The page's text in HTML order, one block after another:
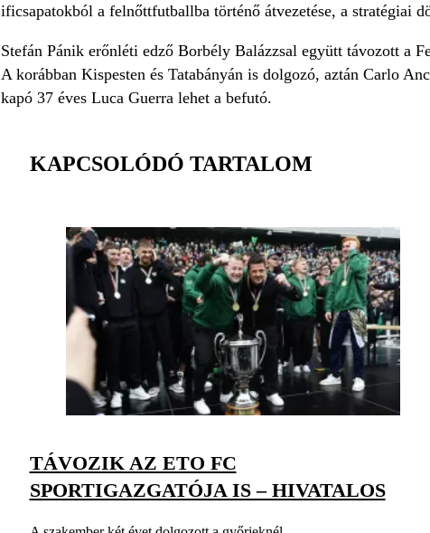
ificsapatokból a felnőttfutballba történő átvezetése, a stratégiai
Stefán Pánik erőnléti edző Borbély Balázzsal együtt távozott a
A korábban Kispesten és Tatabányán is dolgozó, aztán Carlo
kapó 37 éves Luca Guerra lehet a befutó.
KAPCSOLÓDÓ TARTALOM
TÁVOZIK AZ ETO FC
SPORTIGAZGATÓJA IS – HIVATALOS